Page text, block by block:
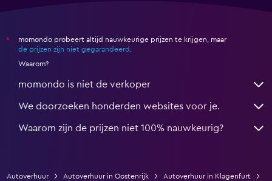
*
momondo probeert altijd nauwkeurige prijzen te krijgen, maar
de prijzen zijn niet gegarandeerd .
Waarom?
momondo is niet de verkoper
We doorzoeken honderden websites voor je.
Waarom zijn de prijzen niet 100% nauwkeurig?
Autoverhuur Autoverhuur in Oostenrijk
Autoverhuur in Klagenfurt